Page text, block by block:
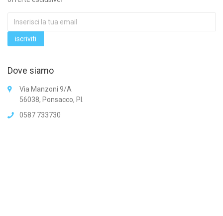
Dove siamo
Via Manzoni 9/A
56038, Ponsacco, PI.
0587 733730